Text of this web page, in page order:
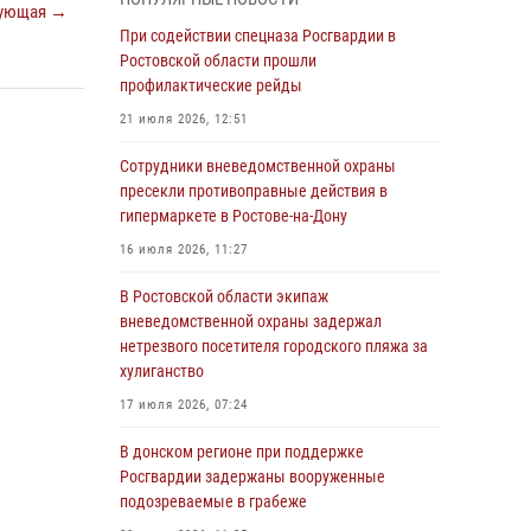
→
Росгвардейцы из Ростовской области
приняли участие в молебне в честь небесного
покровителя князя Владимира и Крещения
При содействии спецназа Росгвардии в
Ростовской области прошли
В Ростовской области экипаж
вневедомственной охраны задержал
нетрезвого посетителя городского пляжа за
Сотрудники вневедомственной охраны
пресекли противоправные действия в
При содействии спецназа Росгвардии в
Ростовской области прошли
профилактические рейды
21 июля 2026, 12:51
Сотрудники вневедомственной охраны
пресекли противоправные действия в
гипермаркете в Ростове-на-Дону
16 июля 2026, 11:27
В Ростовской области экипаж
вневедомственной охраны задержал
нетрезвого посетителя городского пляжа за
хулиганство
17 июля 2026, 07:24
В донском регионе при поддержке
Росгвардии задержаны вооруженные
подозреваемые в грабеже